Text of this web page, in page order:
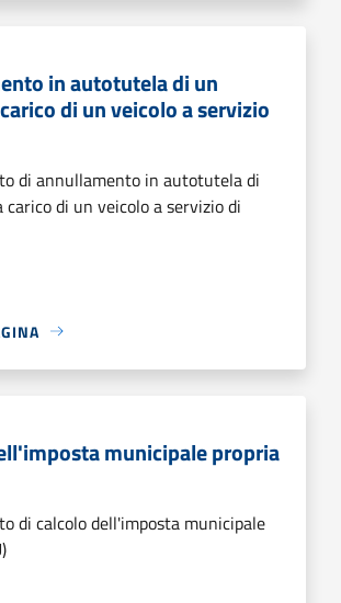
in autotutela di un
di un veicolo a servizio
di annullamento in autotutela di
carico di un veicolo a servizio di
municipale propria
di calcolo dell'imposta municipale